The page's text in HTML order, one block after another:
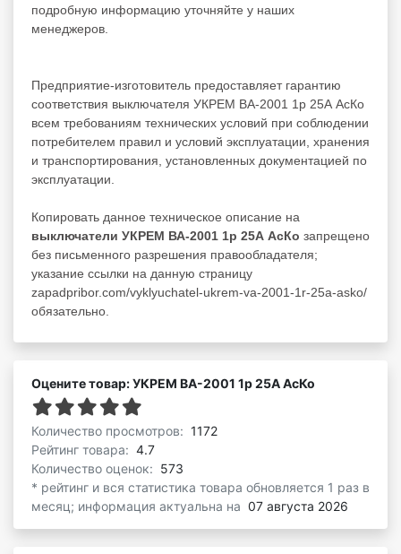
подробную информацию уточняйте у наших
менеджеров.
Предприятие-изготовитель предоставляет гарантию
соответствия выключателя УКРЕМ ВА-2001 1р 25А АсКо
всем требованиям технических условий при соблюдении
потребителем правил и условий эксплуатации, хранения
и транспортирования, установленных документацией по
эксплуатации.
Копировать данное техническое описание на
выключатели УКРЕМ ВА-2001 1р 25А АсКо запрещено
без письменного разрешения правообладателя;
указание ссылки на данную страницу
zapadpribor.com/vyklyuchatel-ukrem-va-2001-1r-25a-asko/
обязательно.
Оцените товар: УКРЕМ ВА-2001 1р 25А АсКо
Количество просмотров: 1172
Рейтинг товара: 4.7
Количество оценок: 573
* рейтинг и вся статистика товара обновляется 1 раз в
месяц; информация актуальна на 07 августа 2026